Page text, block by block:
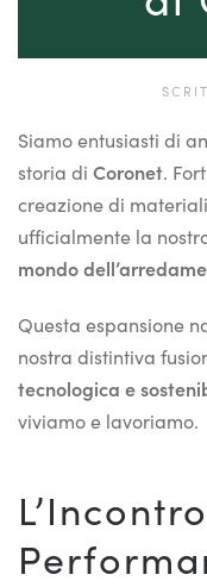
Siamo entusiasti di
storia di Coronet.
creazione di
ufficialmente la
mondo
Questa espansione
nostra distintiva
tecnologica e
viviamo e lavoriamo.